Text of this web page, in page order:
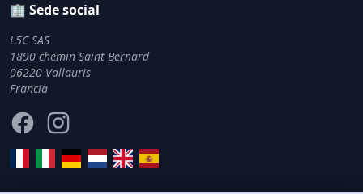
🏢 Sede social
L5C SAS
1890 chemin Saint Bernard
06220 Vallauris
Francia
FacebookInstagram